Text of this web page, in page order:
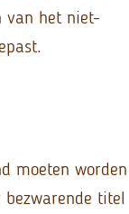
van het niet-
moeten worden
titel